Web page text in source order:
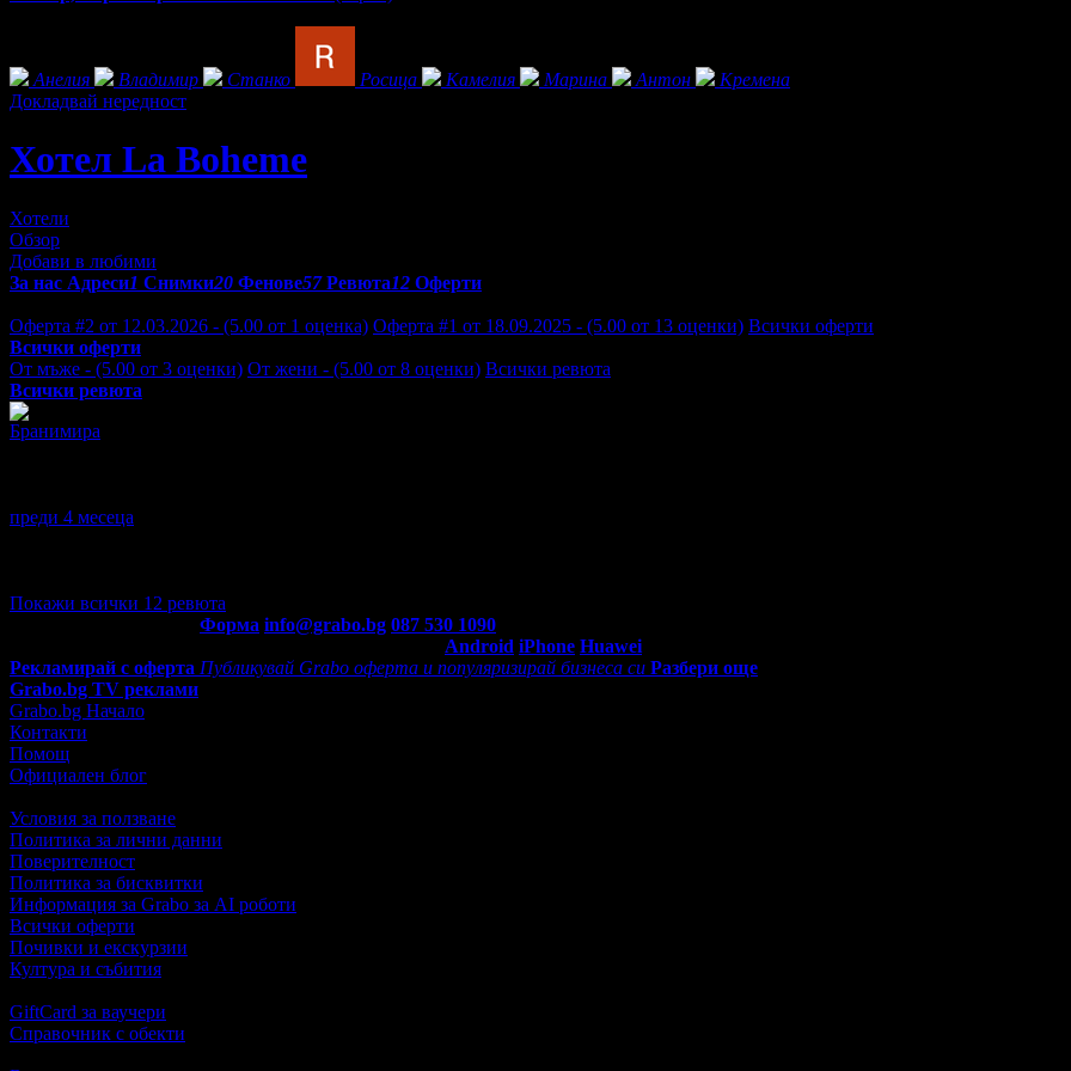
Анелия Владимир Станко Росица Камелия Марина Антон
Кремена
Докладвай нередност
Хотел La Boheme
Хотели
Обзор
Добави в любими
За нас Адреси1 Снимки20 Фенове57 Ревюта12 Оферти
Оферта #2 от 12.03.2026 - (5.00 от 1 оценка) Оферта #1 от 18.09.2025 - (5.00 от 13 оценки) Всички оферти
Всички оферти
От мъже - (5.00 от 3 оценки) От жени - (5.00 от 8 оценки) Всички ревюта
Всички ревюта
Бранимира
преди 4 месеца
Покажи всички 12 ревюта
Форма info@grabo.bg 087 530 1090
Android iPhone Huawei
Рекламирай с оферта Публикувай Grabo оферта и популяризирай бизнеса си Разбери още
Grabo.bg TV реклами
Grabo.bg Начало
Контакти
Помощ
Официален блог
Условия за ползване
Политика за лични данни
Поверителност
Политика за бисквитки
Информация за Grabo за AI роботи
Всички оферти
Почивки и екскурзии
Култура и събития
GiftCard за ваучери
Справочник с обекти